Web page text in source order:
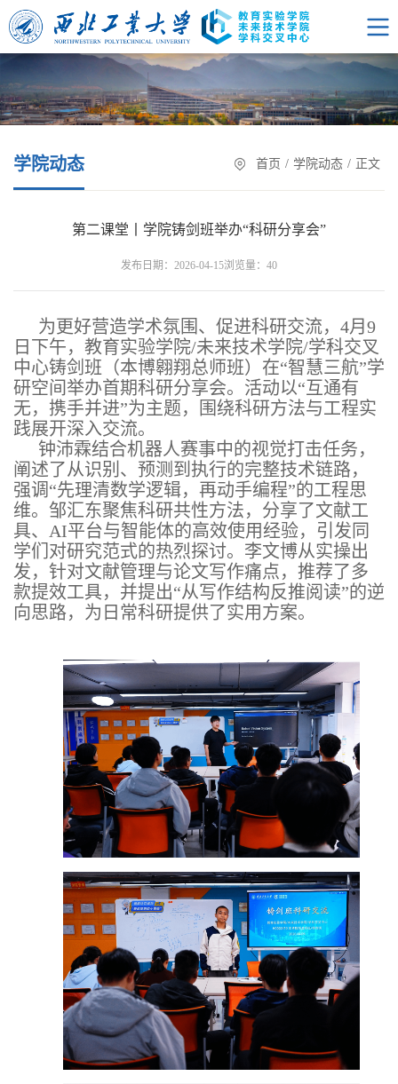
学院动态 首页 / 学院动态 / 正文
第二课堂丨学院铸剑班举办“科研分享会”
发布日期：2026-04-15浏览量： 40
为更好营造学术氛围、促进科研交流，4月9
日下午，教育实验学院/未来技术学院/学科交叉
中心铸剑班（本博翱翔总师班）在“智慧三航”学
研空间举办首期科研分享会。活动以“互通有
无，携手并进”为主题，围绕科研方法与工程实
践展开深入交流。
钟沛霖结合机器人赛事中的视觉打击任务，
阐述了从识别、预测到执行的完整技术链路，
强调“先理清数学逻辑，再动手编程”的工程思
维。邹汇东聚焦科研共性方法，分享了文献工
具、AI平台与智能体的高效使用经验，引发同
学们对研究范式的热烈探讨。李文博从实操出
发，针对文献管理与论文写作痛点，推荐了多
款提效工具，并提出“从写作结构反推阅读”的逆
向思路，为日常科研提供了实用方案。